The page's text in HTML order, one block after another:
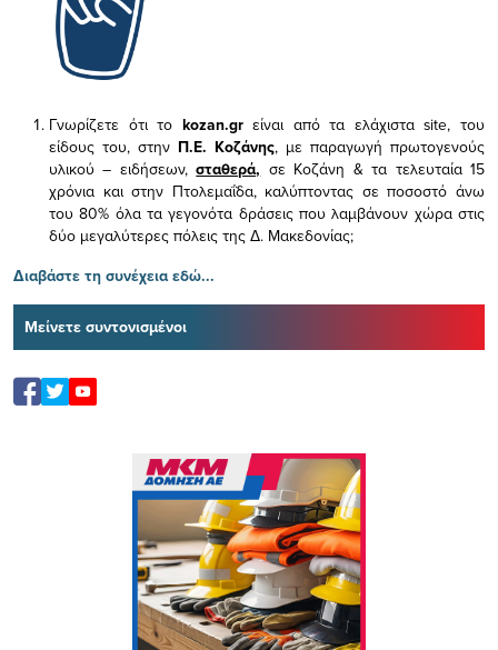
Γνωρίζετε ότι το kozan.gr είναι από τα ελάχισταsite, του
είδους του, στην Π.Ε. Κοζάνης, με παραγωγή πρωτογενούς
υλικού – ειδήσεων,σταθερά, σε Κοζάνη & τα τελευταία 15
χρόνια και στην Πτολεμαΐδα, καλύπτοντας σε ποσοστό άνω
του 80% όλα τα γεγονότα δράσεις που λαμβάνουν χώρα στις
δύο μεγαλύτερες πόλεις της Δ. Μακεδονίας;
Διαβάστε τη συνέχεια εδώ...
Μείνετε συντονισμένοι